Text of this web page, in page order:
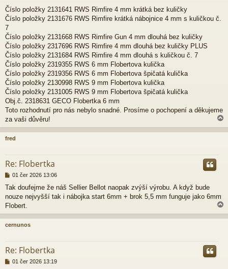
v
e
k
Číslo položky 2131641 RWS Rimfire 4 mm krátká bez kuličky
Číslo položky 2131676 RWS Rimfire krátká nábojnice 4 mm s kuličkou č.
7
Číslo položky 2131668 RWS Rimfire Gun 4 mm dlouhá bez kuličky
Číslo položky 2317696 RWS Rimfire 4 mm dlouhá bez kuličky PLUS
Číslo položky 2131684 RWS Rimfire 4 mm dlouhá s kuličkou č. 7
Číslo položky 2319355 RWS 6 mm Flobertova kulička
Číslo položky 2319356 RWS 6 mm Flobertova špičatá kulička
Číslo položky 2130998 RWS 9 mm Flobertova kulička
Číslo položky 2131005 RWS 9 mm Flobertova špičatá kulička
Obj.č. 2318631 GECO Flobertka 6 mm
Toto rozhodnutí pro nás nebylo snadné. Prosíme o pochopení a děkujeme
za vaši důvěru!
a
h
fred
Re: Flobertka
P
í
s
p
ě
v
e
01 čer 2026 13:06
Tak doufejme že náš Sellier Bellot naopak zvýší výrobu. A když bude
nouze nejvyšší tak i nábojka start 6mm + brok 5,5 mm funguje jako 6mm
Flobert.
a
h
cernunos
Re: Flobertka
P01 čer 2026 13:19